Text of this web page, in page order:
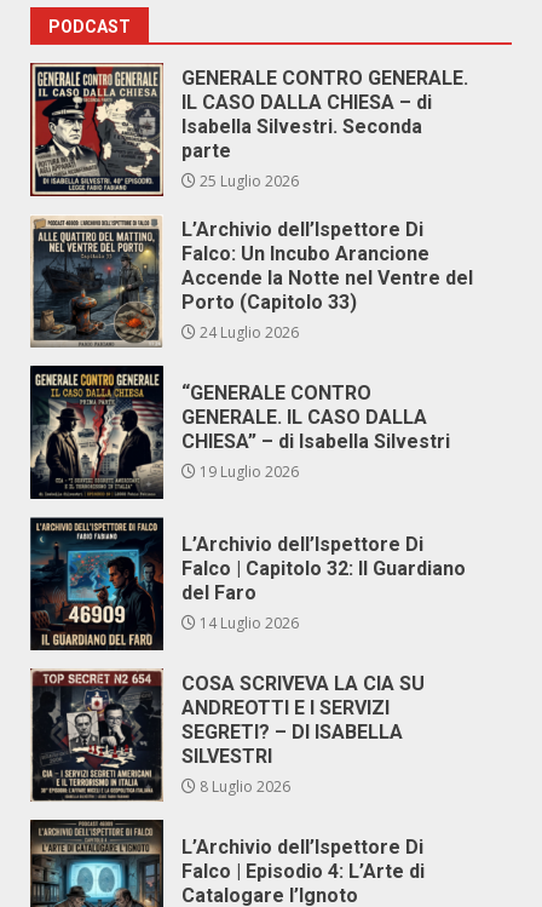
PODCAST
GENERALE CONTRO GENERALE.
IL CASO DALLA CHIESA – di
Isabella Silvestri. Seconda
parte
25 Luglio 2026
L’Archivio dell’Ispettore Di
Falco: Un Incubo Arancione
Accende la Notte nel Ventre del
Porto (Capitolo 33)
24 Luglio 2026
“GENERALE CONTRO
GENERALE. IL CASO DALLA
CHIESA” – di Isabella Silvestri
19 Luglio 2026
L’Archivio dell’Ispettore Di
Falco | Capitolo 32: Il Guardiano
del Faro
14 Luglio 2026
COSA SCRIVEVA LA CIA SU
ANDREOTTI E I SERVIZI
SEGRETI? – DI ISABELLA
SILVESTRI
8 Luglio 2026
L’Archivio dell’Ispettore Di
Falco | Episodio 4: L’Arte di
Catalogare l’Ignoto